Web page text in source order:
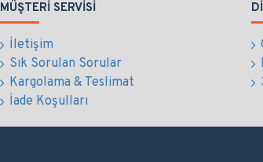
MÜŞTERI SERVISI
İletişim
Sık Sorulan Sorular
Kargolama & Teslimat
İade Koşulları